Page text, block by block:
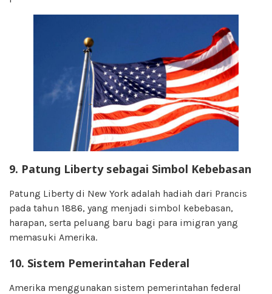
9. Patung Liberty sebagai Simbol Kebebasan
Patung Liberty di New York adalah hadiah dari Prancis
pada tahun 1886, yang menjadi simbol kebebasan,
harapan, serta peluang baru bagi para imigran yang
memasuki Amerika.
10. Sistem Pemerintahan Federal
Amerika menggunakan sistem pemerintahan federal